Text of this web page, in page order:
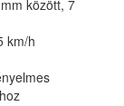
között, 7
km/h